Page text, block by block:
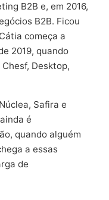
B2B e, em 2016,
B2B. Ficou
começa a
2019, quando
Desktop,
Safira e
é
quando alguém
a essas
de